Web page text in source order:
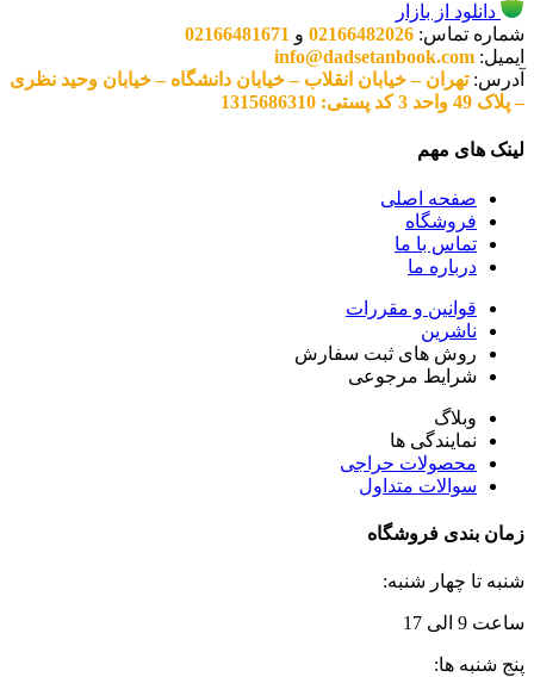
دانلود از بازار
شماره تماس: 02166482026 و 02166481671
ایمیل: info@dadsetanbook.com
آدرس:تهران – خیابان انقلاب – خیابان دانشگاه – خیابان وحید نظری
– پلاک 49 واحد 3 کد پستی: 1315686310
لینک های مهم
صفحه اصلی
فروشگاه
تماس با ما
درباره ما
قوانین و مقررات
ناشرین
روش های ثبت سفارش
شرایط مرجوعی
وبلاگ
نمایندگی ها
محصولات حراجی
سوالات متداول
زمان بندی فروشگاه
شنبه تا چهار شنبه:
ساعت 9 الی 17
پنج شنبه ها: